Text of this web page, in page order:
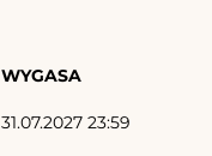
WYGASA
31.07.2027 23:59